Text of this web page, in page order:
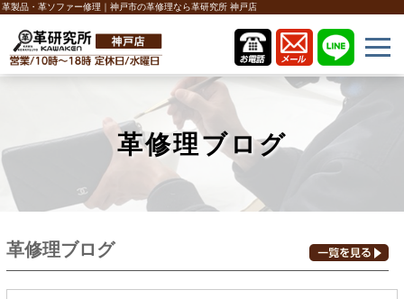
革製品・革ソファー修理｜神戸市の革修理なら革研究所 神戸店
革修理ブログ
革修理ブログ